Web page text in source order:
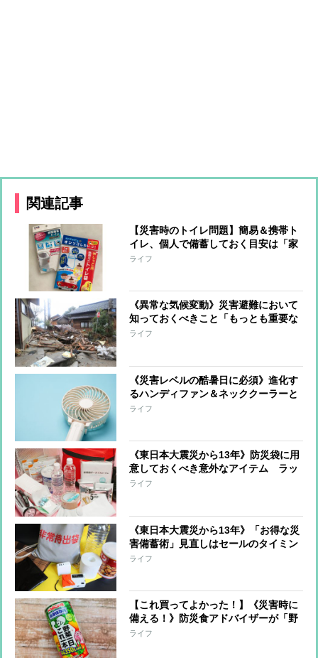
関連記事
【災害時のトイレ問題】簡易＆携帯ト
イレ、個人で備蓄しておく目安は「家
族の人数×35個」
ライフ
《異常な気候変動》災害避難において
知っておくべきこと「もっとも重要な
のは日頃の備え」「危険を感じたら早
ライフ
《災害レベルの酷暑日に必須》進化す
るハンディファン＆ネッククーラーと
使う際の注意点「気温が体温より低い
ライフ
《東日本大震災から13年》防災袋に用
意しておくべき意外なアイテム ラッ
プ、ペットシーツ…災害時に役立つ便
ライフ
《東日本大震災から13年》「お得な災
害備蓄術」見直しはセールのタイミン
グをルーティーンに！節約アドバイザ
ライフ
【これ買ってよかった！】《災害時に
備える！》防災食アドバイザーが「野
菜ジュース缶」を今すぐ常備すべしと
ライフ